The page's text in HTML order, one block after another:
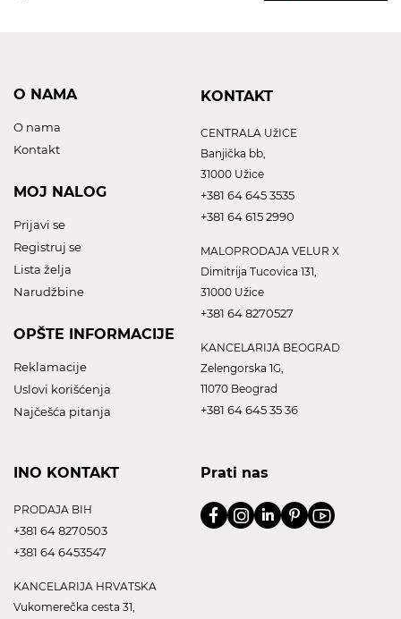
O NAMA
O nama
Kontakt
MOJ NALOG
Prijavi se
Registruj se
Lista želja
Narudžbine
OPŠTE INFORMACIJE
Reklamacije
Uslovi korišćenja
Najčešća pitanja
KONTAKT
CENTRALA UžICE
Banjička bb,
31000 Užice
+381 64 645 3535
+381 64 615 2990
MALOPRODAJA VELUR X
Dimitrija Tucovica 131,
31000 Užice
+381 64 8270527
KANCELARIJA BEOGRAD
Zelengorska 1G,
11070 Beograd
+381 64 645 35 36
INO KONTAKT
PRODAJA BIH
+381 64 8270503
+381 64 6453547
KANCELARIJA HRVATSKA
Vukomerečka cesta 31,
Prati nas